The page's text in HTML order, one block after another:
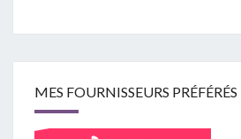
MES FOURNISSEURS PRÉFÉRÉS